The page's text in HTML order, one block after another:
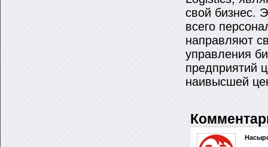
свой бизнес.
всего
направляют
управления
предприятий
наивысшей